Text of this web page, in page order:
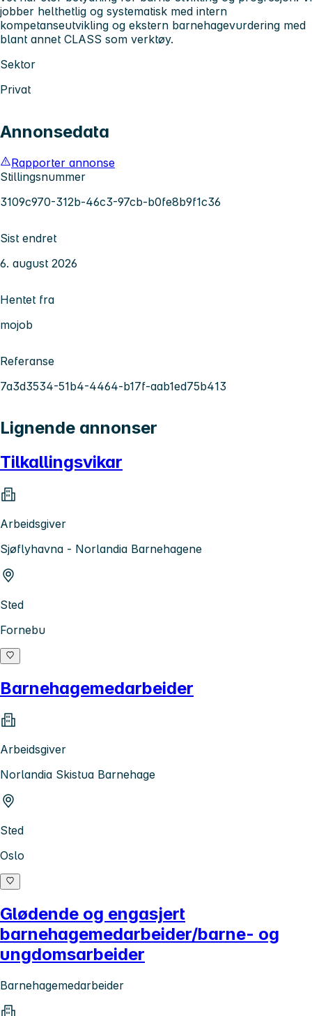
jobber helthetlig og systematisk med intern
kompetanseutvikling og ekstern barnehagevurdering med
blant annet CLASS som verktøy.
Sektor
Privat
Annonsedata
Rapporter annonse
Stillingsnummer
3109c970-312b-46c3-97cb-b0fe8b9f1c36
Sist endret
6. august 2026
Hentet fra
mojob
Referanse
7a3d3534-51b4-4464-b17f-aab1ed75b413
Lignende annonser
Tilkallingsvikar
Arbeidsgiver
Sjøflyhavna - Norlandia Barnehagene
Sted
Fornebu
Barnehagemedarbeider
Arbeidsgiver
Norlandia Skistua Barnehage
Sted
Oslo
Glødende og engasjert
barnehagemedarbeider/barne- og
ungdomsarbeider
Barnehagemedarbeider